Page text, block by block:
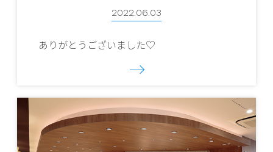
2022.06.03
ありがとうございました♡